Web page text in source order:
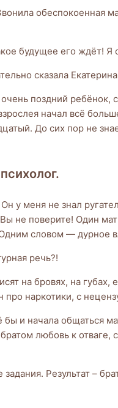
обеспокоенная
будущее его ждёт!
сказала
поздний ребёнок,
начал всё
До сих пор не
меня не знал
не поверите! Один
словом — дурное
речь?!
на бровях, на
наркотики, с
и начала общаться
любовь к
Результат –